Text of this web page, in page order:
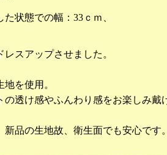
状態での幅：33ｃｍ、
スアップさせました。
を使用。
透け感やふんわり感をお楽しみ戴
品の生地故、衛生面でも安心です。